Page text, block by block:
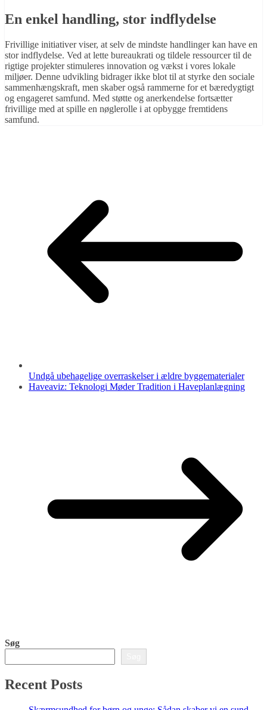
En enkel handling, stor indflydelse
Frivillige initiativer viser, at selv de mindste handlinger kan have en
stor indflydelse. Ved at lette bureaukrati og tildele ressourcer til de
rigtige projekter stimuleres innovation og vækst i vores lokale
miljøer. Denne udvikling bidrager ikke blot til at styrke den sociale
sammenhængskraft, men skaber også rammerne for et bæredygtigt
og engageret samfund. Med støtte og anerkendelse fortsætter
frivillige med at spille en nøglerolle i at opbygge fremtidens
samfund.
Undgå ubehagelige overraskelser i ældre byggematerialer
Haveaviz: Teknologi Møder Tradition i Haveplanlægning
Søg
Recent Posts